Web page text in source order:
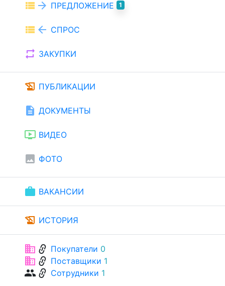
view_list arrow_forward ПРЕДЛОЖЕНИЕ 1
view_list arrow_back СПРОС
repeat ЗАКУПКИ
history_edu ПУБЛИКАЦИИ
description ДОКУМЕНТЫ
ondemand_video ВИДЕО
image ФОТО
work ВАКАНСИИ
history_edu ИСТОРИЯ
businesslink Покупатели 0
businesslink Поставщики 1
grouplink Сотрудники 1